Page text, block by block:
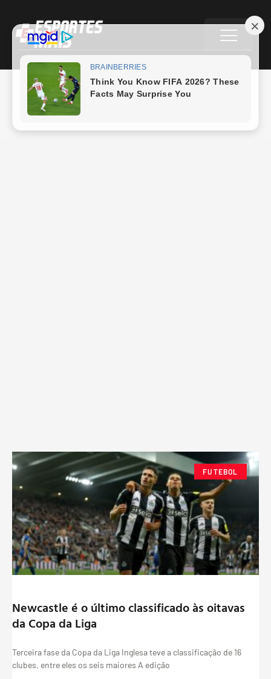
Preston North End
FUTEBOL
Newcastle é o último classificado às oitavas
da Copa da Liga
Terceira fase da Copa da Liga Inglesa teve a classificação de 16
clubes, entre eles os seis maiores A edição